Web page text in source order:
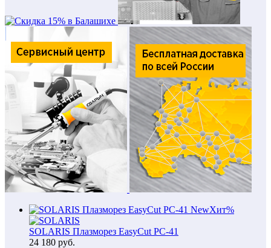
NewХит%
SOLARIS Плазморез EasyCut PC-41
24 180 руб.